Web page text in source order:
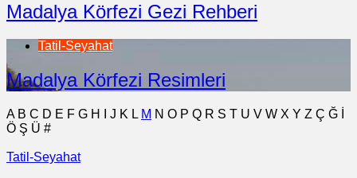
Madalya Körfezi Gezi Rehberi
Tatil-Seyahat
Madalya Körfezi Resimleri
A B C D E F G H J K L M N O P Q R S T U V W X Y Z Ç Ğ
Ö Ş Ü #
Tatil-Seyahat